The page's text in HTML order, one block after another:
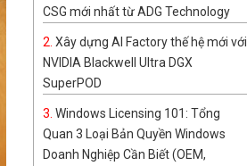
CSG mới nhất từ ADG Technology
Xây dựng AI Factory thế hệ mới với
NVIDIA Blackwell Ultra DGX
SuperPOD
Windows Licensing 101: Tổng
Quan 3 Loại Bản Quyền Windows
Doanh Nghiệp Cần Biết (OEM,